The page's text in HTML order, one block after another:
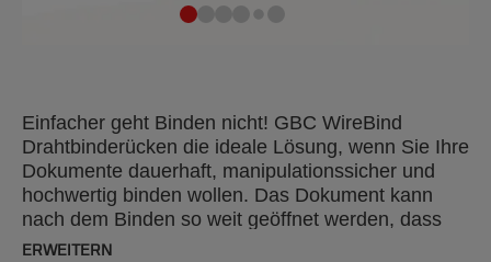
Einfacher geht Binden nicht! GBC WireBind
Drahtbinderücken die ideale Lösung, wenn Sie Ihre
Dokumente dauerhaft, manipulationssicher und
hochwertig binden wollen. Das Dokument kann
nach dem Binden so weit geöffnet werden, dass
die Seiten flach liegen. Sie können sie sogar
ERWEITERN